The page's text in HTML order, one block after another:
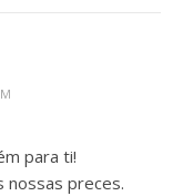
para ti!
nossas preces.